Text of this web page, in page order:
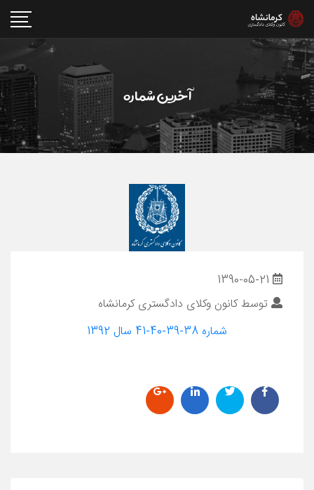
آخرين شماره
توسطکانون وکلای دادگستری کرمانشاه
شماره 38-39-40-41 سال 1392